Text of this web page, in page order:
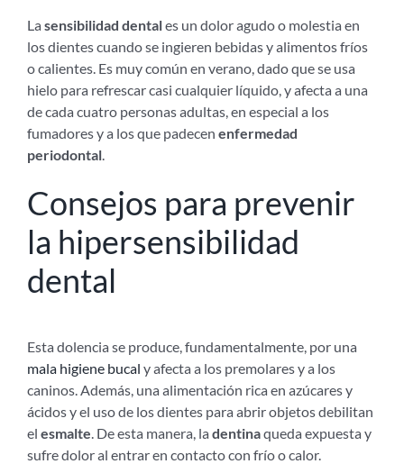
La sensibilidad dentales un dolor agudo o molestia en
los dientes cuando se ingieren bebidas y alimentos fríos
o calientes. Es muy común en verano, dado que se usa
hielo para refrescar casi cualquier líquido, y afecta a una
de cada cuatro personas adultas, en especial a los
fumadores y a los que padecen enfermedad
periodontal.
Consejos para prevenir
la hipersensibilidad
dental
Esta dolencia se produce, fundamentalmente, por una
mala higiene bucal y afecta a los premolares y a los
caninos. Además, una alimentación rica en azúcares y
ácidos y el uso de los dientes para abrir objetos debilitan
el esmalte . De esta manera, la dentinaqueda expuesta y
sufre dolor al entrar en contacto con frío o calor.